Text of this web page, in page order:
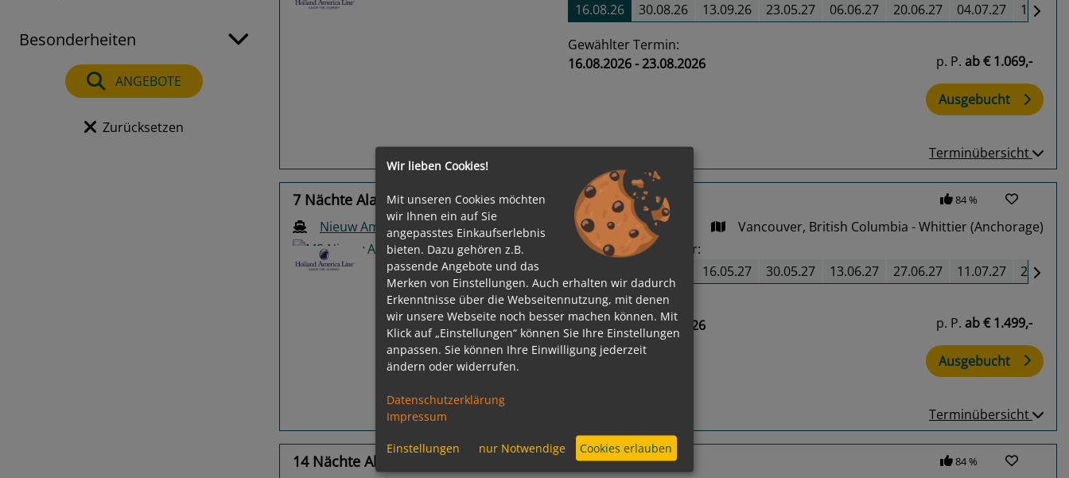
Besonderheiten
ANGEBOTE
Zurücksetzen
16.08.26
30.08.26 13.09.26 23.05.27 06.06.27 20.06.27 04.07.27
Gewählter Termin:
16.08.2026 - 23.08.2026
p. P. ab€ 1.069,-
Ausgebucht
Routeninfos Terminübersicht
7 Nächte Alaska 84 %
Nieuw Amsterdam Vancouver, British Columbia - Whittier (Anchorage)
Next
11Termine verfügbar:
16.05.27 30.05.27 13.06.27 27.06.27 11.07.27
Gewählter Termin:
23.08.2026 - 30.08.2026
p. P. ab€ 1.499,-
Ausgebucht
Terminübersicht
14 Nächte Alaska 84 %
Wir lieben Cookies!
Mit unseren Cookies möchten
wir Ihnen ein auf Sie
angepasstes Einkaufserlebnis
bieten. Dazu gehören z.B.
passende Angebote und das
Merken von Einstellungen. Auch erhalten wir dadurch
Erkenntnisse über die Webseitennutzung, mit denen
wir unsere Webseite noch besser machen können. Mit
Klick auf „Einstellungen“ können Sie Ihre Einstellungen
anpassen. Sie können Ihre Einwilligung jederzeit
ändern oder widerrufen.
Datenschutzerklärung
Impressum
Einstellungen nur Notwendige Cookies erlauben